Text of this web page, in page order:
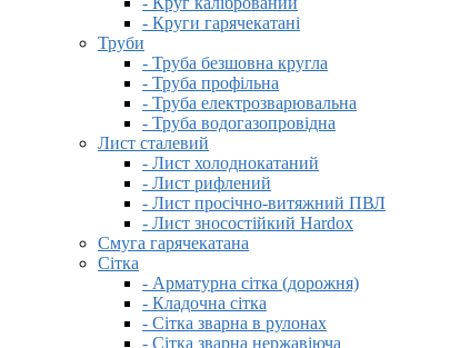
- Круги гарячекатані
Труби
- Труба безшовна кругла
- Труба профільна
- Труба електрозварювальна
- Труба водогазопровідна
Лист сталевий
- Лист холоднокатаний
- Лист рифлений
- Лист просічно-витяжний ПВЛ
- Лист зносостійкий Hardox
Смуга гарячекатана
Сітка
- Арматурна сітка (дорожня)
- Кладочна сітка
- Сітка зварна в рулонах
- Сітка зварна нержавіюча